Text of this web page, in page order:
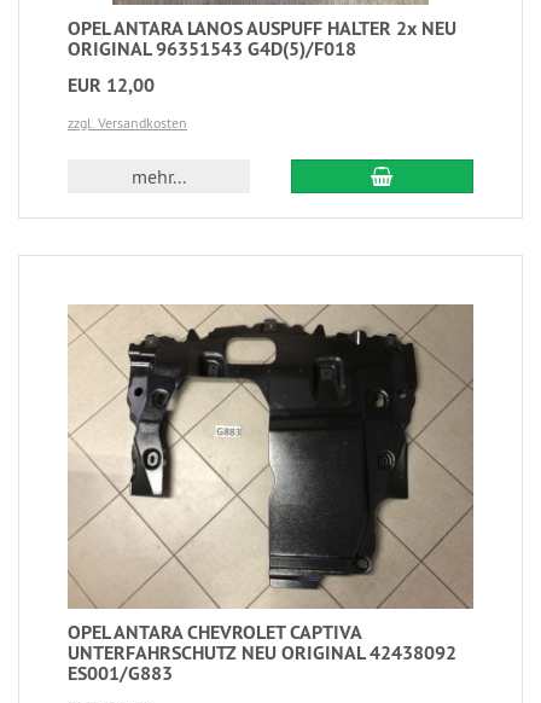
OPEL ANTARA LANOS AUSPUFF HALTER 2x NEU
ORIGINAL 96351543 G4D(5)/F018
EUR 12,00
zzgl. Versandkosten
mehr...
OPEL ANTARA CHEVROLET CAPTIVA
UNTERFAHRSCHUTZ NEU ORIGINAL 42438092
ES001/G883